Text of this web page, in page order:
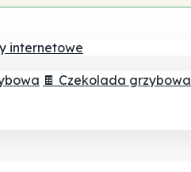
internetowe
🍫 Czekolada grzybowa